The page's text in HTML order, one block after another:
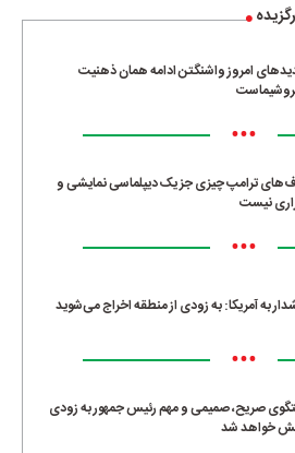
امروز واشنگتن ادامه همان ذهنیت
•••
ترامپ چیزی جز یک دیپلماسی نمایشی و
نیست
•••
به آمریکا: به زودی از منطقه اخراج می‌شوید
•••
صریح، صمیمی و مهم رئیس جمهور به زودی
خواهد شد